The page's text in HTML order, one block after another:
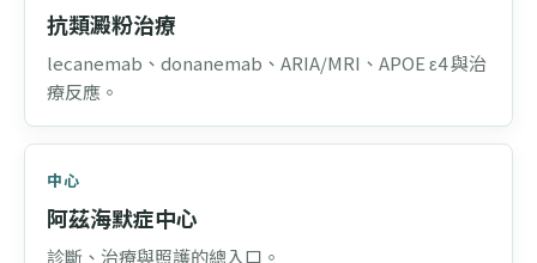
抗類澱粉治療
lecanemab、donanemab、ARIA/MRI、APOE ε4 與治
療反應。
中心
阿茲海默症中心
診斷、治療與照護的總入口。